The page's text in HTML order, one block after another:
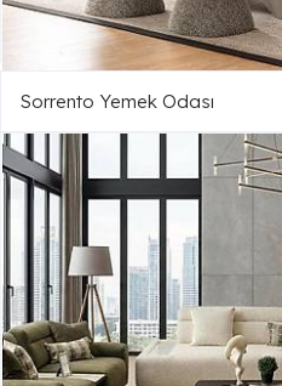
Sorrento Yemek Odası